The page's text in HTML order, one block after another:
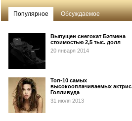
Популярное Обсуждаемое
Выпущен снегокат Бэтмена
стоимостью 2,5 тыс. долл
20 января 2014
Топ-10 самых
высокооплачиваемых актрис
Голливуда
31 июля 2013